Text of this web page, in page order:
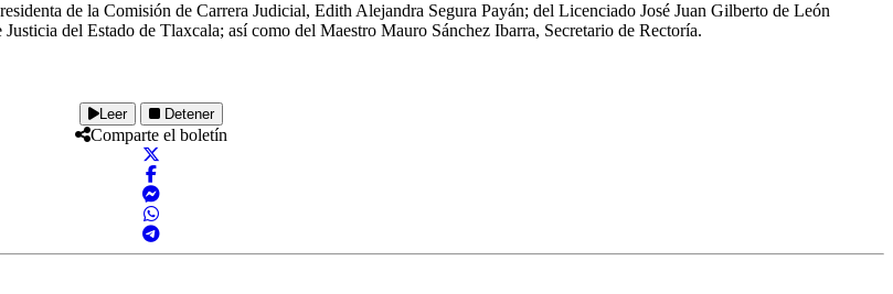
de la Comisión de Carrera Judicial, Edith Alejandra Segura Payán; del Licenciado José Juan Gilberto de León
del Estado de Tlaxcala; así como del Maestro Mauro Sánchez Ibarra, Secretario de Rectoría.
Leer Detener
Comparte el boletín